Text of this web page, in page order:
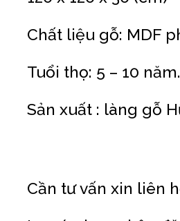
Chất liệu gỗ: MDF
Tuổi thọ: 5 – 10 năm.
Sản xuất : làng gỗ
Cần tư vấn xin liên